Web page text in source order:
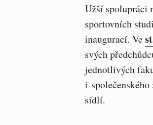
Užší spolupráci
sportovních
inaugurací. Ve
svých
jednotlivých
i
sídlí.